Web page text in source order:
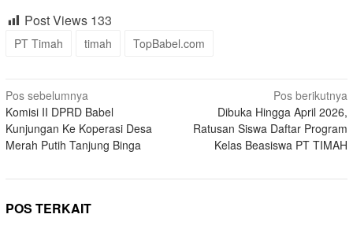
Post Views 133
PT Timah timah TopBabel.com
Navigasi
pos
Pos sebelumnya
Komisi II DPRD Babel
Kunjungan Ke Koperasi Desa
Merah Putih Tanjung Binga
Pos berikutnya
Dibuka Hingga April 2026,
Ratusan Siswa Daftar Program
Kelas Beasiswa PT TIMAH
POS TERKAIT